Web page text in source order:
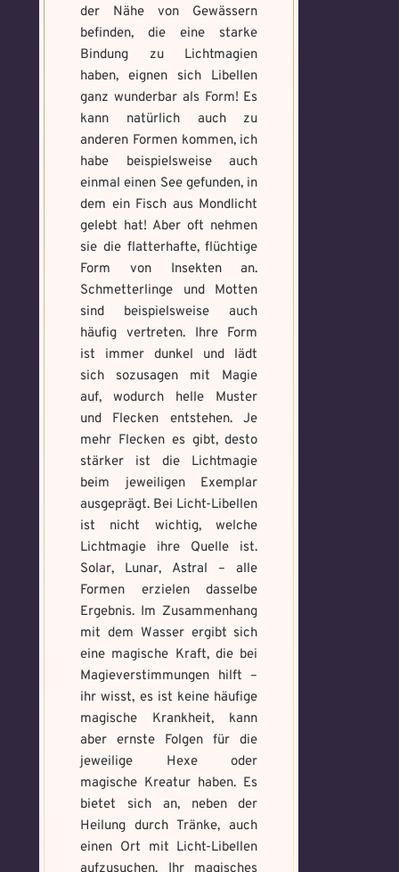
der Nähe von Gewässern
befinden, die eine starke
Bindung zu Lichtmagien
haben, eignen sich Libellen
ganz wunderbar als Form! Es
kann natürlich auch zu
anderen Formen kommen, ich
habe beispielsweise auch
einmal einen See gefunden, in
dem ein Fisch aus Mondlicht
gelebt hat! Aber oft nehmen
sie die flatterhafte, flüchtige
Form von Insekten an.
Schmetterlinge und Motten
sind beispielsweise auch
häufig vertreten. Ihre Form
ist immer dunkel und lädt
sich sozusagen mit Magie
auf, wodurch helle Muster
und Flecken entstehen. Je
mehr Flecken es gibt, desto
stärker ist die Lichtmagie
beim jeweiligen Exemplar
ausgeprägt. Bei Licht-Libellen
ist nicht wichtig, welche
Lichtmagie ihre Quelle ist.
Solar, Lunar, Astral – alle
Formen erzielen dasselbe
Ergebnis. Im Zusammenhang
mit dem Wasser ergibt sich
eine magische Kraft, die bei
Magieverstimmungen hilft –
ihr wisst, es ist keine häufige
magische Krankheit, kann
aber ernste Folgen für die
jeweilige Hexe oder
magische Kreatur haben. Es
bietet sich an, neben der
Heilung durch Tränke, auch
einen Ort mit Licht-Libellen